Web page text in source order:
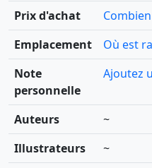
Prix d'achat
Emplacement
Où est
Note
personnelle
Ajoutez
Auteurs
~
Illustrateurs
~